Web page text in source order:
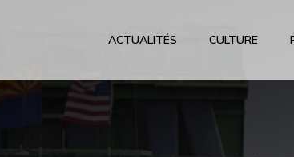
ACTUALITÉS CULTURE